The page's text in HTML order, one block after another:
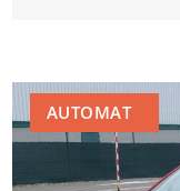
AUTOMAT